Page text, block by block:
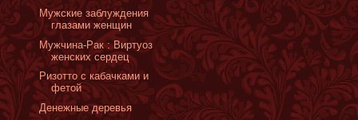
Мужские заблуждения
глазами женщин
Мужчина-Рак : Виртуоз
женских сердец
Ризотто с кабачками и
фетой
Денежные деревья